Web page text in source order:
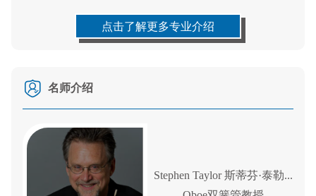
点击了解更多专业介绍
名师介绍
Stephen Taylor 斯蒂芬·泰勒...